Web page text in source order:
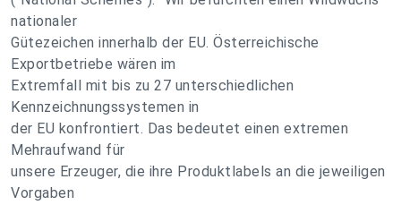
nationaler
Gütezeichen innerhalb der EU. Österreichische
Exportbetriebe wären im
Extremfall mit bis zu 27 unterschiedlichen
Kennzeichnungssystemen in
der EU konfrontiert. Das bedeutet einen extremen
Mehraufwand für
unsere Erzeuger, die ihre Produktlabels an die jeweiligen
Vorgaben